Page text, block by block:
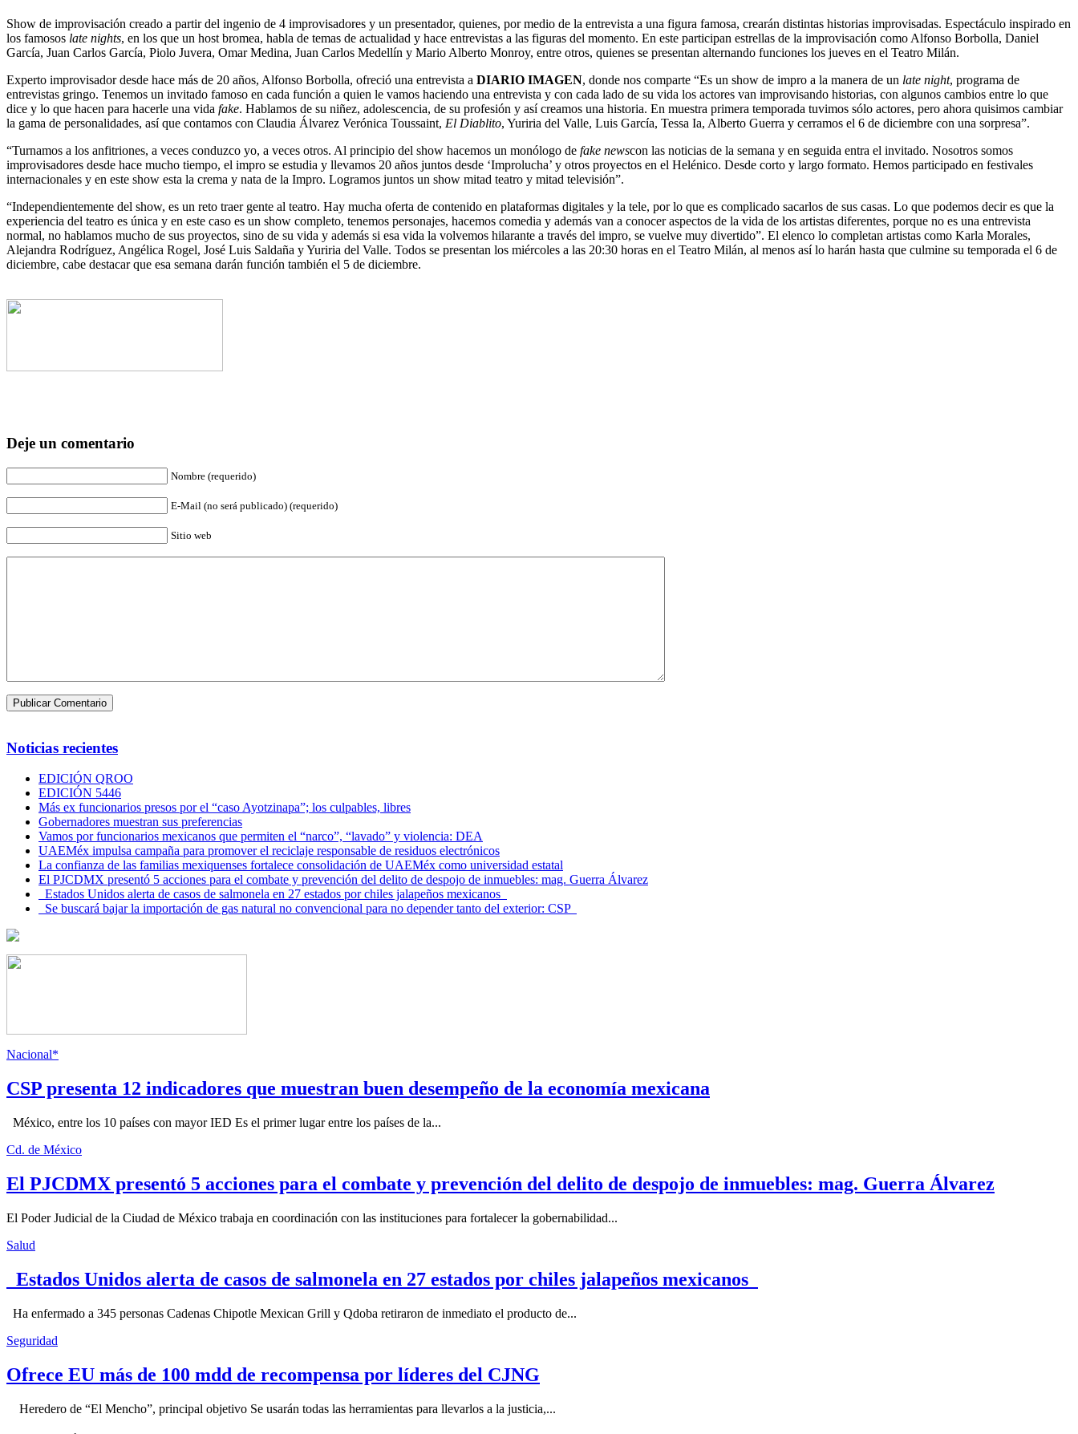
Show de improvisación creado a partir del ingenio de 4 improvisadores y un presentador, quienes, por medio de la entrevista a una figura famosa, crearán distintas historias improvisadas. Espectáculo inspirado en
los famosos late nights, en los que un host bromea, habla de temas de actualidad y hace entrevistas a las figuras del momento. En este participan estrellas de la improvisación como Alfonso Borbolla, Daniel
García, Juan Carlos García, Piolo Juvera, Omar Medina, Juan Carlos Medellín y Mario Alberto Monroy, entre otros, quienes se presentan alternando funciones los jueves en el Teatro Milán.
Experto improvisador desde hace más de 20 años, Alfonso Borbolla, ofreció una entrevista a DIARIO IMAGEN, donde nos comparte “Es un show de impro a la manera de un late night, programa de
entrevistas gringo. Tenemos un invitado famoso en cada función a quien le vamos haciendo una entrevista y con cada lado de su vida los actores van improvisando historias, con algunos cambios entre lo que
dice y lo que hacen para hacerle una vida fake. Hablamos de su niñez, adolescencia, de su profesión y así creamos una historia. En muestra primera temporada tuvimos sólo actores, pero ahora quisimos cambiar
la gama de personalidades, así que contamos con Claudia Álvarez Verónica Toussaint, El Diablito, Yuriria del Valle, Luis García, Tessa Ia, Alberto Guerra y cerramos el 6 de diciembre con una sorpresa”.
“Turnamos a los anfitriones, a veces conduzco yo, a veces otros. Al principio del show hacemos un monólogo de fake newscon las noticias de la semana y en seguida entra el invitado. Nosotros somos
improvisadores desde hace mucho tiempo, el impro se estudia y llevamos 20 años juntos desde ‘Improlucha’ y otros proyectos en el Helénico. Desde corto y largo formato. Hemos participado en festivales
internacionales y en este show esta la crema y nata de la Impro. Logramos juntos un show mitad teatro y mitad televisión”.
“Independientemente del show, es un reto traer gente al teatro. Hay mucha oferta de contenido en plataformas digitales y la tele, por lo que es complicado sacarlos de sus casas. Lo que podemos decir es que la
experiencia del teatro es única y en este caso es un show completo, tenemos personajes, hacemos comedia y además van a conocer aspectos de la vida de los artistas diferentes, porque no es una entrevista
normal, no hablamos mucho de sus proyectos, sino de su vida y además si esa vida la volvemos hilarante a través del impro, se vuelve muy divertido”. El elenco lo completan artistas como Karla Morales,
Alejandra Rodríguez, Angélica Rogel, José Luis Saldaña y Yuriria del Valle. Todos se presentan los miércoles a las 20:30 horas en el Teatro Milán, al menos así lo harán hasta que culmine su temporada el 6 de
diciembre, cabe destacar que esa semana darán función también el 5 de diciembre.
Deje un comentario
Nombre (requerido)
E-Mail (no será publicado) (requerido)
Sitio web
Noticias recientes
EDICIÓN QROO
EDICIÓN 5446
Más ex funcionarios presos por el “caso Ayotzinapa”; los culpables, libres
Gobernadores muestran sus preferencias
Vamos por funcionarios mexicanos que permiten el “narco”, “lavado” y violencia: DEA
UAEMéx impulsa campaña para promover el reciclaje responsable de residuos electrónicos
La confianza de las familias mexiquenses fortalece consolidación de UAEMéx como universidad estatal
El PJCDMX presentó 5 acciones para el combate y prevención del delito de despojo de inmuebles: mag. Guerra Álvarez
Estados Unidos alerta de casos de salmonela en 27 estados por chiles jalapeños mexicanos
Se buscará bajar la importación de gas natural no convencional para no depender tanto del exterior: CSP
Nacional*
CSP presenta 12 indicadores que muestran buen desempeño de la economía mexicana
México, entre los 10 países con mayor IED Es el primer lugar entre los países de la...
Cd. de México
El PJCDMX presentó 5 acciones para el combate y prevención del delito de despojo de inmuebles: mag. Guerra Álvarez
El Poder Judicial de la Ciudad de México trabaja en coordinación con las instituciones para fortalecer la gobernabilidad...
Salud
Estados Unidos alerta de casos de salmonela en 27 estados por chiles jalapeños mexicanos
Ha enfermado a 345 personas Cadenas Chipotle Mexican Grill y Qdoba retiraron de inmediato el producto de...
Seguridad
Ofrece EU más de 100 mdd de recompensa por líderes del CJNG
Heredero de “El Mencho”, principal objetivo Se usarán todas las herramientas para llevarlos a la justicia,...